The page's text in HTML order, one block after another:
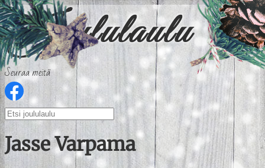
Seuraa meitä
Jasse Varpama